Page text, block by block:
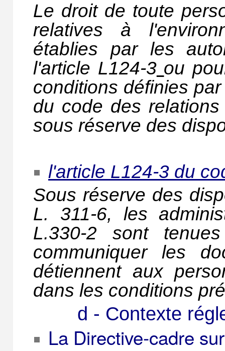
Le droit de toute
relatives à
établies par les
l'article L124-3 ou
conditions définies
du code des
sous réserve des
l'article L124-3 du
Sous réserve des
L. 311-6, les
L.330-2sont
communiquer les
détiennent aux
dans les conditions
d - Contexte
La Directive-cadre